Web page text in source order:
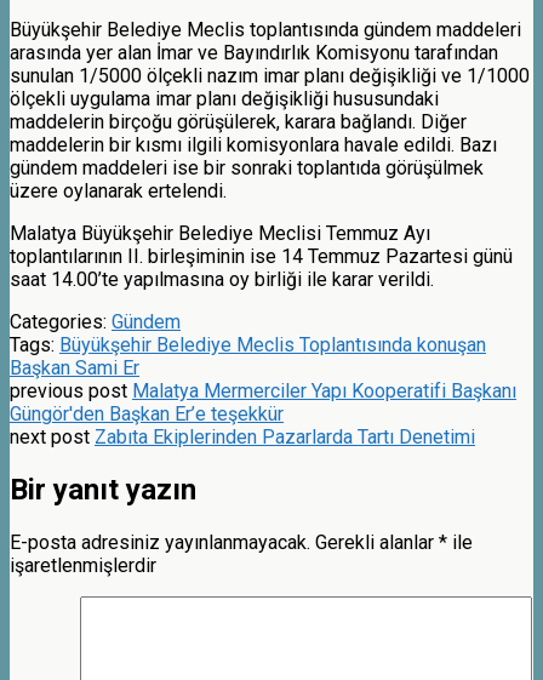
Büyükşehir Belediye Meclis toplantısında gündem maddeleri
arasında yer alan İmar ve Bayındırlık Komisyonu tarafından
sunulan 1/5000 ölçekli nazım imar planı değişikliği ve 1/1000
ölçekli uygulama imar planı değişikliği hususundaki
maddelerin birçoğu görüşülerek, karara bağlandı. Diğer
maddelerin bir kısmı ilgili komisyonlara havale edildi. Bazı
gündem maddeleri ise bir sonraki toplantıda görüşülmek
üzere oylanarak ertelendi.
Malatya Büyükşehir Belediye Meclisi Temmuz Ayı
toplantılarının II. birleşiminin ise 14 Temmuz Pazartesi günü
saat 14.00’te yapılmasına oy birliği ile karar verildi.
Categories: Gündem
Tags: Büyükşehir Belediye Meclis Toplantısında konuşan
Başkan Sami Er
previous post Malatya Mermerciler Yapı Kooperatifi Başkanı
Güngör'den Başkan Er’e teşekkür
next post Zabıta Ekiplerinden Pazarlarda Tartı Denetimi
Bir yanıt yazın
E-posta adresiniz yayınlanmayacak. Gerekli alanlar * ile
işaretlenmişlerdir